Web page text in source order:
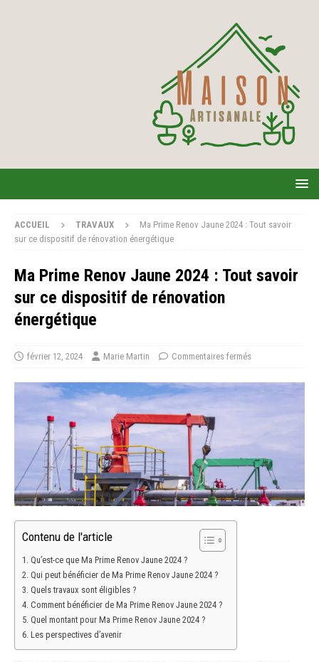
ACCUEIL TRAVAUX
Ma Prime Renov Jaune 2024 : Tout savoir
sur ce dispositif de rénovation énergétique
Ma Prime Renov Jaune 2024 : Tout savoir
sur ce dispositif de rénovation
énergétique
février 12, 2024 Marie Martin Commentaires fermés
Contenu de l'article
Qu’est-ce que Ma Prime Renov Jaune 2024 ?
Qui peut bénéficier de Ma Prime Renov Jaune 2024 ?
Quels travaux sont éligibles ?
Comment bénéficier de Ma Prime Renov Jaune 2024 ?
Quel montant pour Ma Prime Renov Jaune 2024 ?
Les perspectives d’avenir